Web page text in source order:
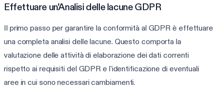
Effettuare un'Analisi delle lacune GDPR
Il primo passo per garantire la conformità al GDPR è effettuare
una completa analisi delle lacune. Questo comporta la
valutazione delle attività di elaborazione dei dati correnti
rispetto ai requisiti del GDPR e l'identificazione di eventuali
aree in cui sono necessari cambiamenti.